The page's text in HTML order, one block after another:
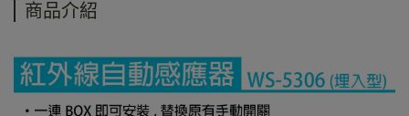
商品介紹